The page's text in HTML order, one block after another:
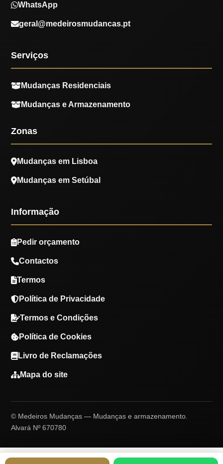
WhatsApp
geral@medeirosmudancas.pt
Serviços
Mudanças Residenciais
Mudanças e Armazenamento
Zonas
Mudanças em Lisboa
Mudanças em Setúbal
Informação
Pedir orçamento
Contactos
Termos
Política de Privacidade
Termos e Condições
Política de Cookies
Livro de Reclamações
Mapa do site
© Medeiros Mudanças — Mudanças e armazenamento.
Alvará Nº 670780